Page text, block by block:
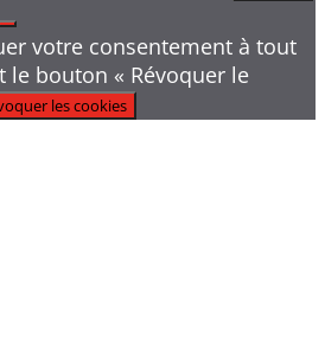
votre consentement à tout
bouton « Révoquer le
les cookies